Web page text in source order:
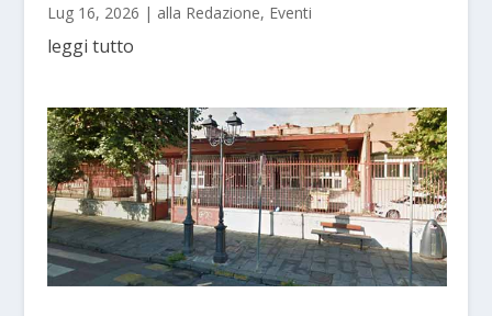
Lug 16, 2026 | alla Redazione, Eventi
leggi tutto